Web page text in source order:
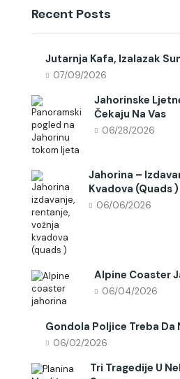
Recent Posts
Jutarnja Kafa, Izalazak
07/09/2026
Jahorinske
Čekaju Na Vas
06/28/2026
Jahorina –
Kvadova (quads )
06/06/2026
Alpine Coaster
06/04/2026
Gondola Poljice Treba Da
06/02/2026
Tri Tragedije U